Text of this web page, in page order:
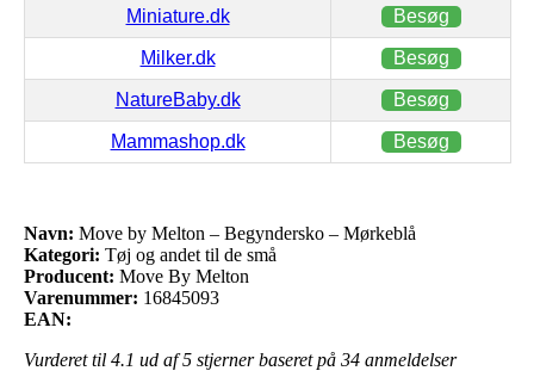
Miniature.dk Besøg
Milker.dk Besøg
NatureBaby.dk Besøg
Mammashop.dk Besøg
Navn: Move by Melton – Begyndersko – Mørkeblå
Kategori: Tøj og andet til de små
Producent: Move By Melton
Varenummer: 16845093
EAN:
Vurderet til 4.1 ud af 5 stjerner baseret på 34 anmeldelser